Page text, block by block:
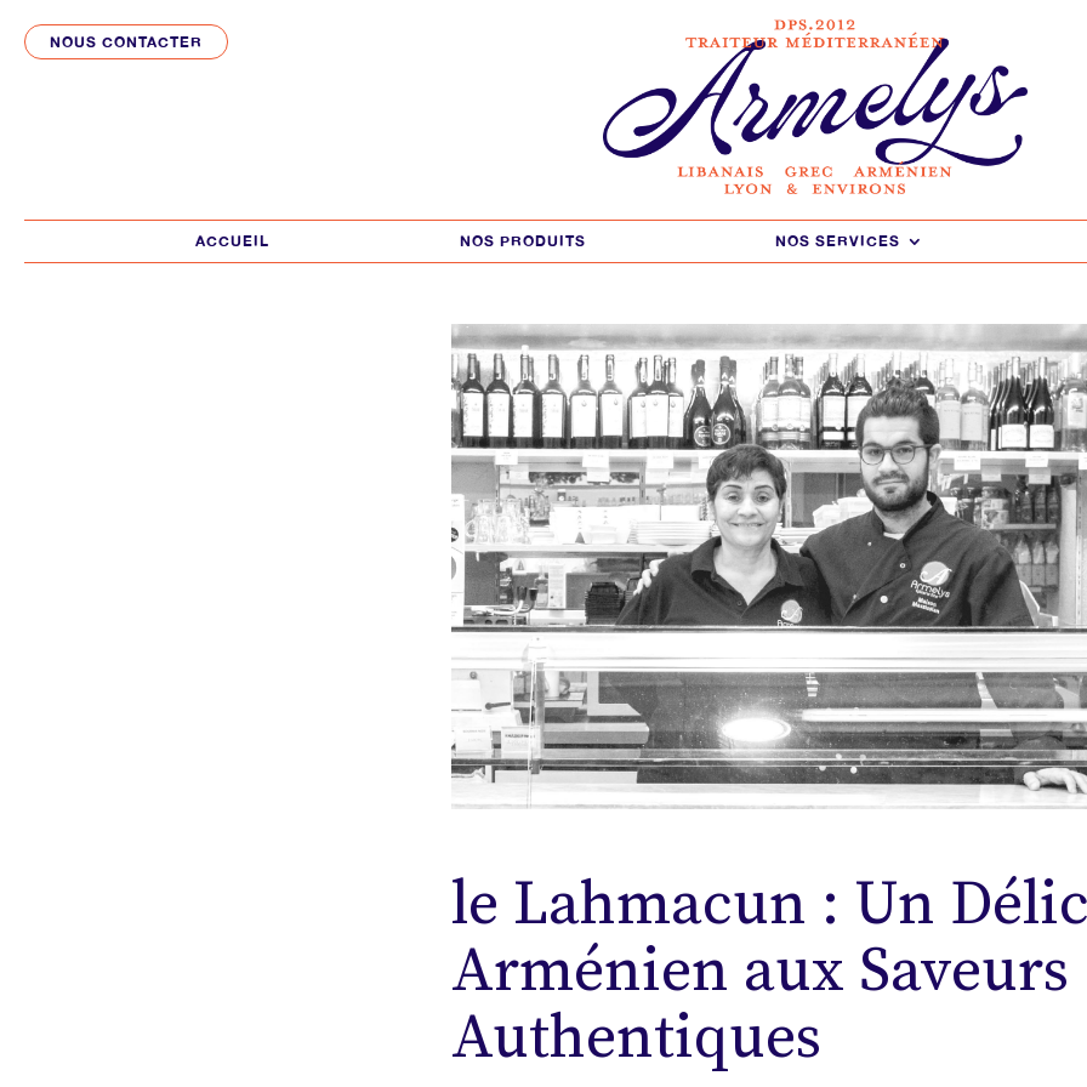
NOUS CONTACTER
ACCUEIL NOS PRODUITS NOS SERVICES
le Lahmacun : Un
Arménien aux Saveurs
Authentiques